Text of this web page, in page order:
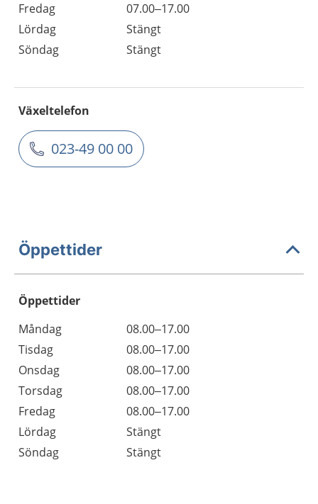
Fredag
07.00–17.00
Lördag
Stängt
Söndag
Stängt
Växeltelefon
023-49 00 00
Öppettider
Öppettider
Dag
Öppettider
Kommentarer
Måndag
08.00–17.00
Tisdag
08.00–17.00
Onsdag
08.00–17.00
Torsdag
08.00–17.00
Fredag
08.00–17.00
Lördag
Stängt
Söndag
Stängt